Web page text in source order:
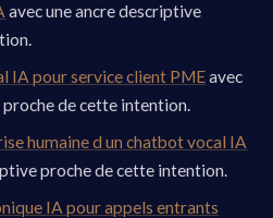
avec une ancre descriptive
IA pour service client PMEavec
de cette intention.
humaine d un chatbot vocal IA
proche de cette intention.
IA pour appels entrants